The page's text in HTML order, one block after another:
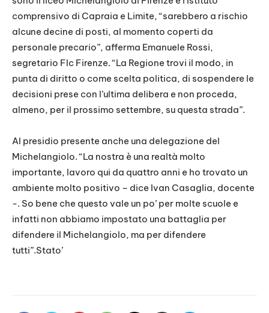
comprensivo di Capraia e Limite, “sarebbero a rischio
alcune decine di posti, al momento coperti da
personale precario”, afferma Emanuele Rossi,
segretario Flc Firenze. “La Regione trovi il modo, in
punta di diritto o come scelta politica, di sospendere le
decisioni prese con l’ultima delibera e non proceda,
almeno, per il prossimo settembre, su questa strada”.
Al presidio presente anche una delegazione del
Michelangiolo. “La nostra è una realtà molto
importante, lavoro qui da quattro anni e ho trovato un
ambiente molto positivo – dice Ivan Casaglia, docente
-. So bene che questo vale un po’ per molte scuole e
infatti non abbiamo impostato una battaglia per
difendere il Michelangiolo, ma per difendere
tutti”.Stato’